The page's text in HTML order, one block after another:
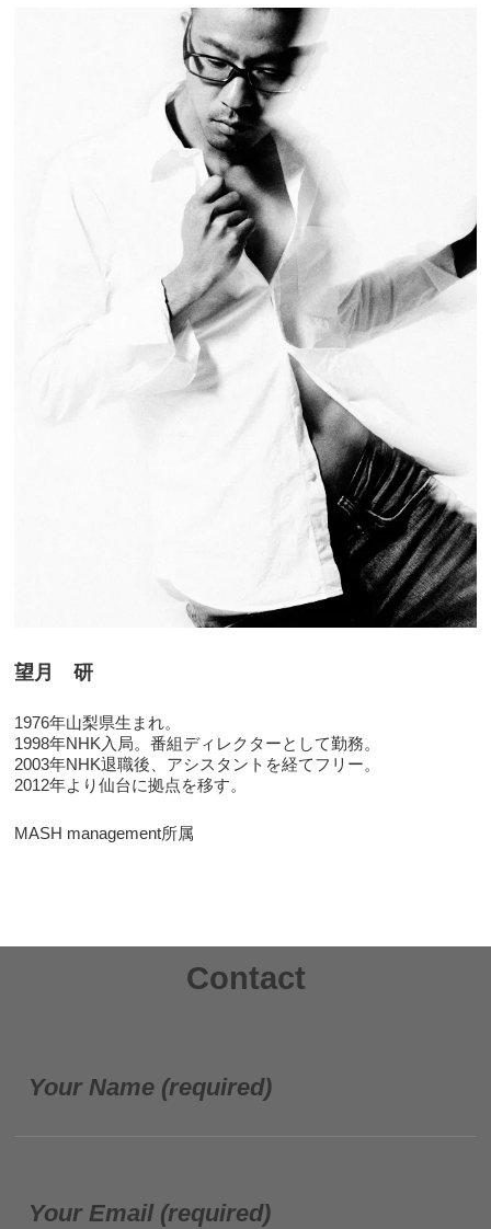
望月 研
1976年山梨県生まれ。
1998年NHK入局。番組ディレクターとして勤務。
2003年NHK退職後、アシスタントを経てフリー。
2012年より仙台に拠点を移す。
MASH management所属
Contact
Your Name (required)
Your Email (required)